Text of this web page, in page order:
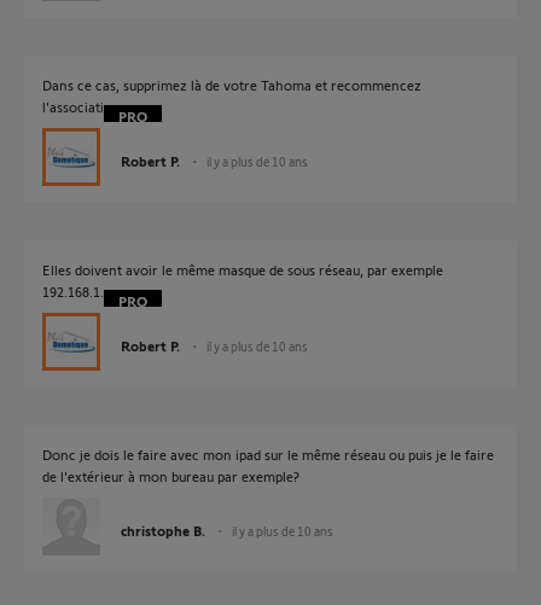
Dans ce cas, supprimez là de votre Tahoma et recommencez
l'association.
Robert P. il y a plus de 10 ans
Elles doivent avoir le même masque de sous réseau, par exemple
192.168.1.xxx
Robert P. il y a plus de 10 ans
Donc je dois le faire avec mon ipad sur le même réseau ou puis je le faire
de l'extérieur à mon bureau par exemple?
christophe B. il y a plus de 10 ans